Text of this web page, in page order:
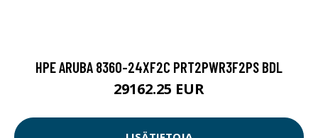
HPE ARUBA 8360-24XF2C PRT2PWR3F2PS BDL
29162.25 EUR